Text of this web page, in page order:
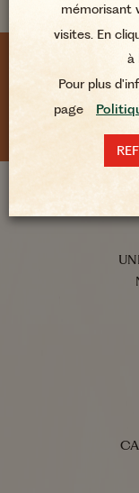
Mix Croquant
Résidus de
Tramier Natura
mémorisant
visites. En
à
Pour plus
page